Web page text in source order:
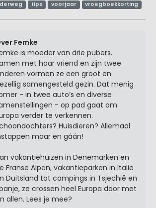
tips voorjaar vroegboekkorting
Femke
is moeder van drie pubers.
met haar vriend en zijn twee
vormen ze een groot en
samengesteld gezin. Dat menig
- in twee auto’s en diverse
- op pad gaat om
verder te verkennen.
Huisdieren? Allemaal
maar en gáán!
vakantiehuizen in Denemarken en
Franse Alpen, vakantieparken in Italië
Duitsland tot campings in Tsjechië en
ze crossen heel Europa door met
allen. Lees je mee?